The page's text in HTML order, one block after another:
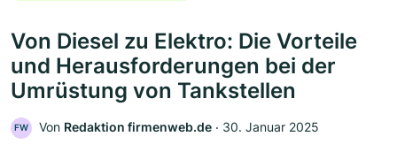
Von Diesel zu Elektro: Die Vorteile
und Herausforderungen bei der
Umrüstung von Tankstellen
FW Von Redaktion firmenweb.de ‧ 30. Januar 2025